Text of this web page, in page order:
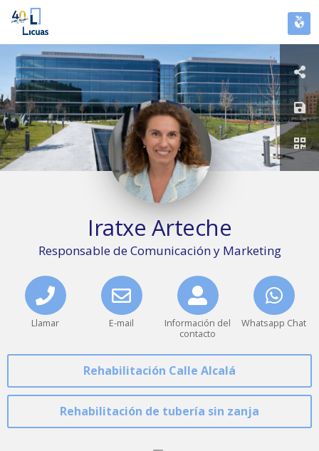
Iratxe Arteche
Responsable de Comunicación y Marketing
Llamar E-mail
Información del
contacto
Whatsapp Chat
Rehabilitación Calle Alcalá
Rehabilitación de tubería sin zanja